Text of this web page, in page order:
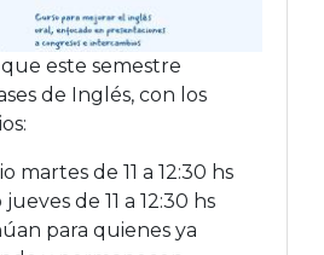
este semestre
de Inglés, con los
martes de 11 a 12:30 hs
de 11 a 12:30 hs
para quienes ya